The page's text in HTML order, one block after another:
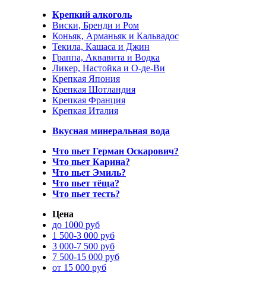
Крепкий алкоголь
Виски, Бренди и Ром
Коньяк, Арманьяк и Кальвадос
Текила, Кашаса и Джин
Граппа, Аквавита и Водка
Ликер, Настойка и О-де-Ви
Крепкая Япония
Крепкая Шотландия
Крепкая Франция
Крепкая Италия
Вкусная минеральная вода
Что пьет Герман Оскарович?
Что пьет Карина?
Что пьет Эмиль?
Что пьет тёща?
Что пьет тесть?
Цена
до 1000 руб
1 500-3 000 руб
3 000-7 500 руб
7 500-15 000 руб
от 15 000 руб